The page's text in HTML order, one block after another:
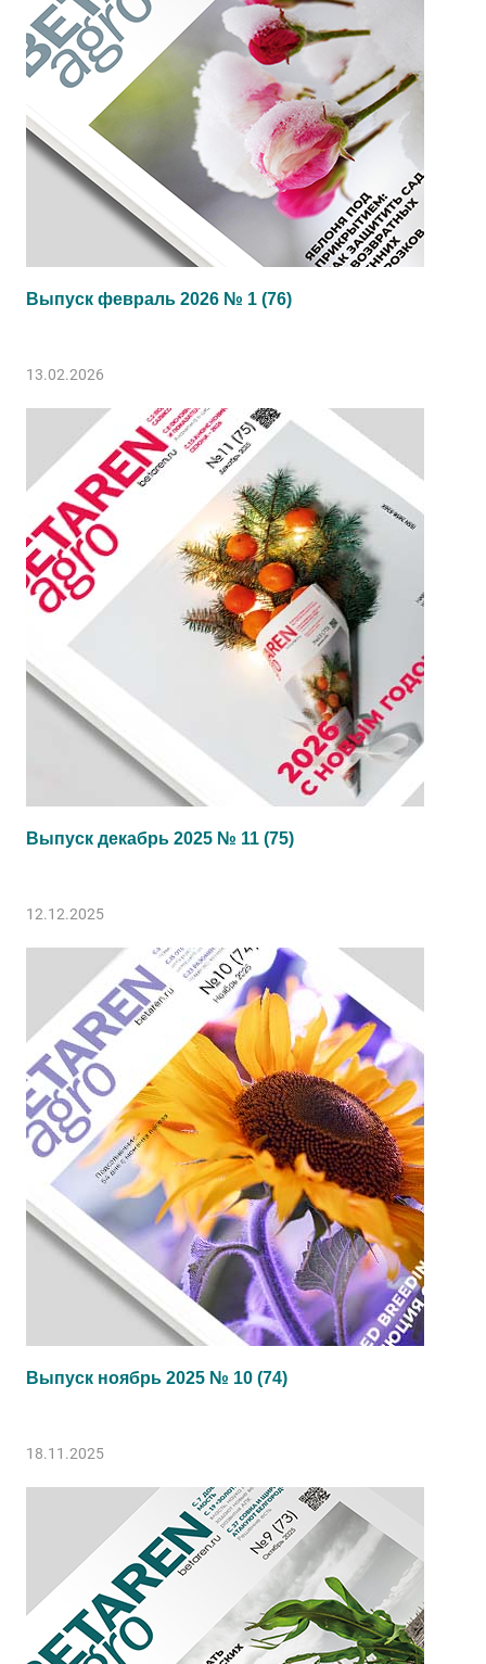
Выпуск февраль 2026 № 1 (76)
13.02.2026
Выпуск декабрь 2025 № 11 (75)
12.12.2025
Выпуск ноябрь 2025 № 10 (74)
18.11.2025